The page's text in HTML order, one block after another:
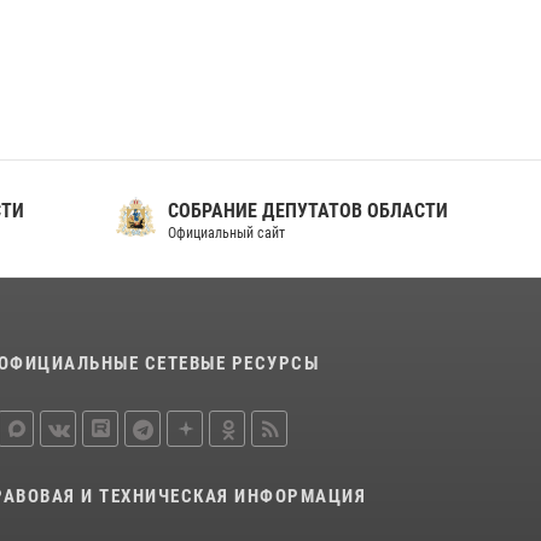
СОБРАНИЕ ДЕПУТАТОВ ОБЛАСТИ
Официальный сайт
СЕТЕВЫЕ РЕСУРСЫ
И ТЕХНИЧЕСКАЯ ИНФОРМАЦИЯ